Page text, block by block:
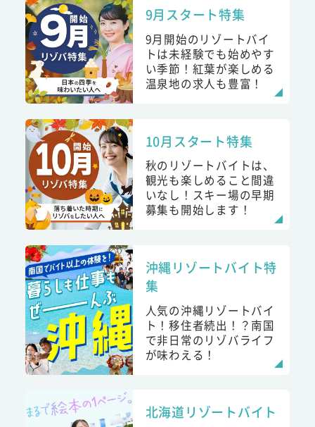
9月スタート特集
9月開始のリゾートバイ
トは未経験でも始めやす
い季節！紅葉が楽しめる
温泉地の求人も豊富！
10月スタート特集
秋のリゾートバイトは、
観光も楽しめること間違
いなし！スキー場の早期
募集も開始します！
沖縄リゾートバイト特
集
人気の沖縄リゾートバイ
ト！移住者続出！？南国
で非日常のリゾバライフ
が味わえる！
北海道リゾートバイト